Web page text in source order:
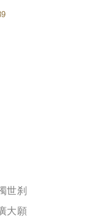
世刹
大願